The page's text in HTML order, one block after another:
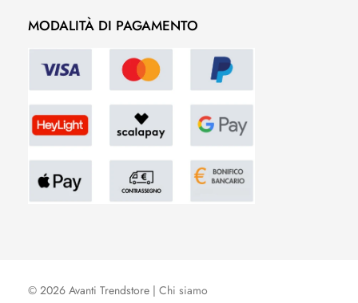
MODALITÀ DI PAGAMENTO
© 2026 Avanti Trendstore | Chi siamo